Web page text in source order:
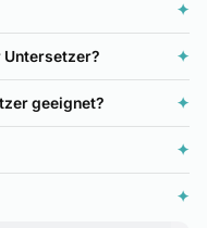
✦
Untersetzer? ✦
geeignet? ✦
✦
✦